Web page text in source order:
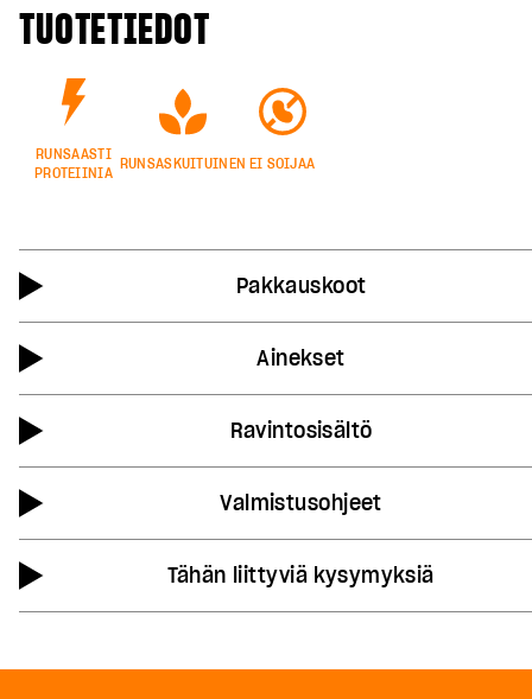
TUOTETIEDOT
RUNSAASTI
PROTEIINIA
RUNSASKUITUINEN EI SOIJAA
Pakkauskoot
Ainekset
Ravintosisältö
Valmistusohjeet
Tähän liittyviä kysymyksiä